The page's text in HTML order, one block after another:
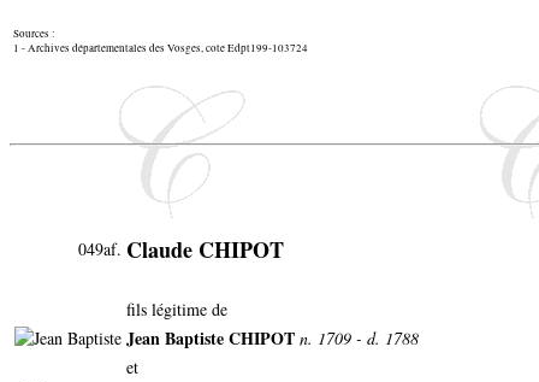
Sources :
1 - Archives départementales des Vosges, cote Edpt199-103724
049af. Claude CHIPOT
fils légitime de
Jean Baptiste CHIPOT n. 1709 - d. 1788
et